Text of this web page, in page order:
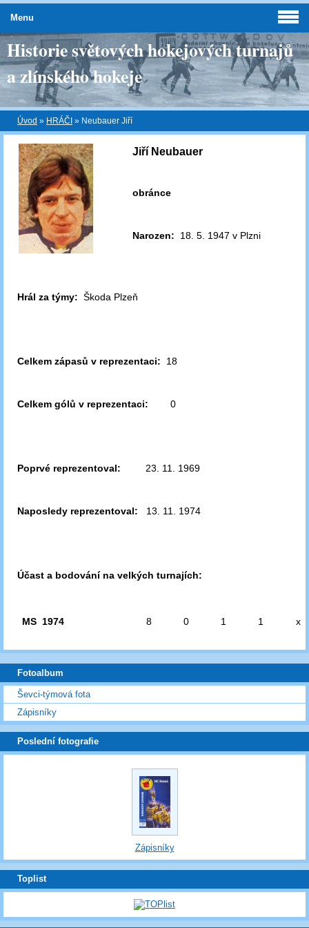
Historie světových hokejových turnajů
a zlínského hokeje
Úvod » HRÁČI » Neubauer Jiří
Jiří Neubauer
obránce
Narozen: 18. 5. 1947 v Plzni
Hrál za týmy: Škoda Plzeň
Celkem zápasů v reprezentaci: 18
Celkem gólů v reprezentaci: 0
Poprvé reprezentoval: 23. 11. 1969
Naposledy reprezentoval: 13. 11. 1974
Účast a bodování na velkých turnajích:
MS 1974 8 0 1 1 x
Menu
Fotoalbum
Ševci-týmová fota
Zápisníky
Poslední fotografie
Zápisníky
Toplist